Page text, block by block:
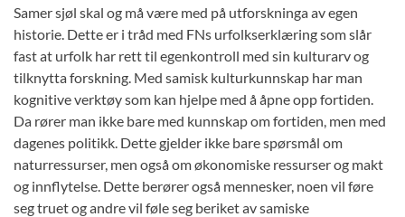
Samer sjøl skal og må være med på utforskninga av egen
historie. Dette er i tråd med FNs urfolkserklæring som slår
fast at urfolk har rett til egenkontroll med sin kulturarv og
tilknytta forskning. Med samisk kulturkunnskap har man
kognitive verktøy som kan hjelpe med å åpne opp fortiden.
Da rører man ikke bare med kunnskap om fortiden, men med
dagenes politikk. Dette gjelder ikke bare spørsmål om
naturressurser, men også om økonomiske ressurser og makt
og innflytelse. Dette berører også mennesker, noen vil føre
seg truet og andre vil føle seg beriket av samiske